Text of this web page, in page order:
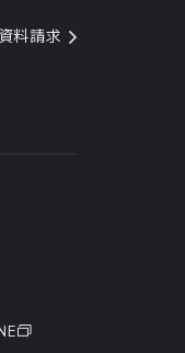
料請求